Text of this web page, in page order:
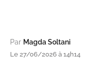
Par Magda Soltani
Le 27/06/2026 à 14h14